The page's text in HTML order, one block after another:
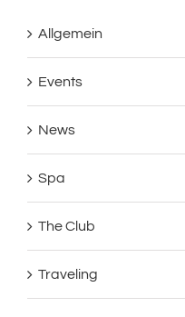
Allgemein
Events
News
Spa
The Club
Traveling